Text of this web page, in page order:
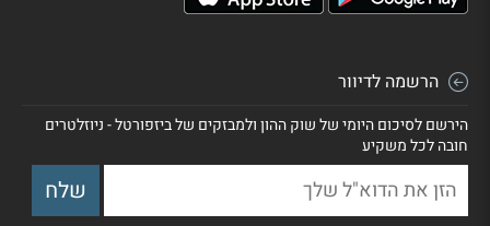
הרשמה לדיוור
הירשם לסיכום היומי של שוק ההון ולמבזקים של ביזפורטל - ניוזלטרים
חובה לכל משקיע